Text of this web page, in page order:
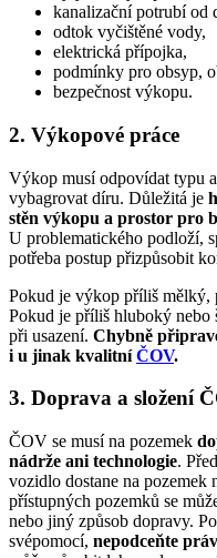
kanalizační potrubí od
odtok vyčištěné vody,
elektrická přípojka,
podmínky pro obsyp,
bezpečnost výkopu.
2. Výkopové práce
Výkop musí odpovídat typu
vybagrovat díru. Důležitá je
stěn výkopu a prostor pro
U problematického podloží,
potřeba postup přizpůsobit
Pokud je výkop příliš mělký,
Pokud je příliš hluboký nebo
při usazení. Chybně
i u jinak kvalitníČOV.
3. Doprava a složení
ČOV se musí na pozemek
nádrže ani technologie.
vozidlo dostane na pozemek
přístupných pozemků se
nebo jiný způsob dopravy.
svépomocí, nepodceňte